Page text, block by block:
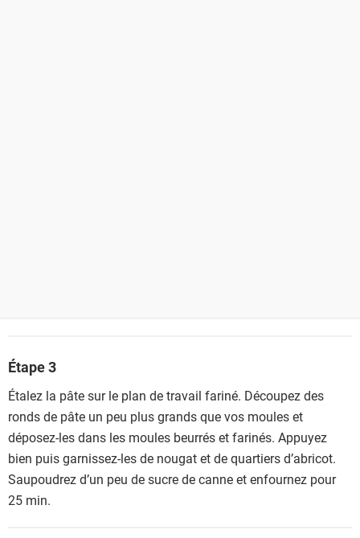
Étape 3
Étalez la pâte sur le plan de travail fariné. Découpez des
ronds de pâte un peu plus grands que vos moules et
déposez-les dans les moules beurrés et farinés. Appuyez
bien puis garnissez-les de nougat et de quartiers d’abricot.
Saupoudrez d’un peu de sucre de canne et enfournez pour
25 min.